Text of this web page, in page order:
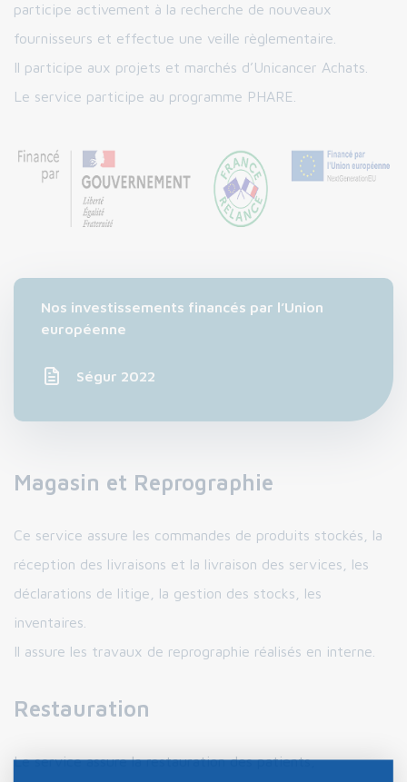
participe activement à la recherche de nouveaux
fournisseurs et effectue une veille règlementaire.
Il participe aux projets et marchés d’Unicancer Achats.
Le service participe au programme PHARE.
Nos investissements financés par l’Union
européenne
Ségur 2022
Magasin et Reprographie
Ce service assure les commandes de produits stockés, la
réception des livraisons et la livraison des services, les
déclarations de litige, la gestion des stocks, les
inventaires.
Il assure les travaux de reprographie réalisés en interne.
Restauration
Le service assure la restauration des patients,